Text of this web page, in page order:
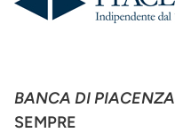
BANCA DI PIACENZA
SEMPRE